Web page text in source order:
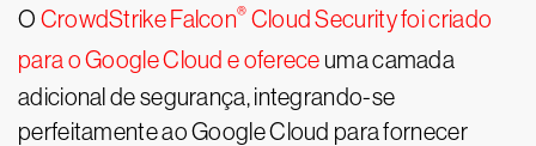
O CrowdStrike Falcon® Cloud Security foi criado
para o Google Cloud e oferece uma camada
adicional de segurança, integrando-se
perfeitamente ao Google Cloud para fornecer